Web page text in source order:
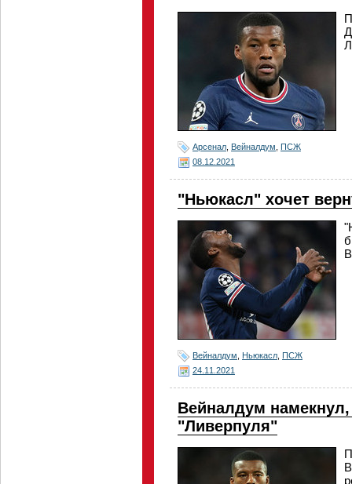
Арсенал Вейналдум ПСЖ
08.12.2021
"Ньюкасл" хочет
Вейналдум Ньюкасл ПСЖ
24.11.2021
Вейналдум
"Ливерпуля"